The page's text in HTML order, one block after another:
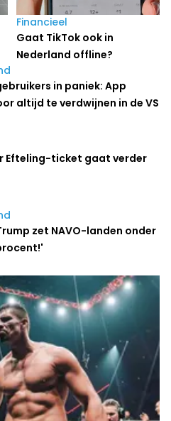
Financieel
Gaat TikTok ook in
Nederland offline?
in paniek: App
altijd te verdwijnen in de VS
Efteling-ticket gaat verder
zet NAVO-landen onder